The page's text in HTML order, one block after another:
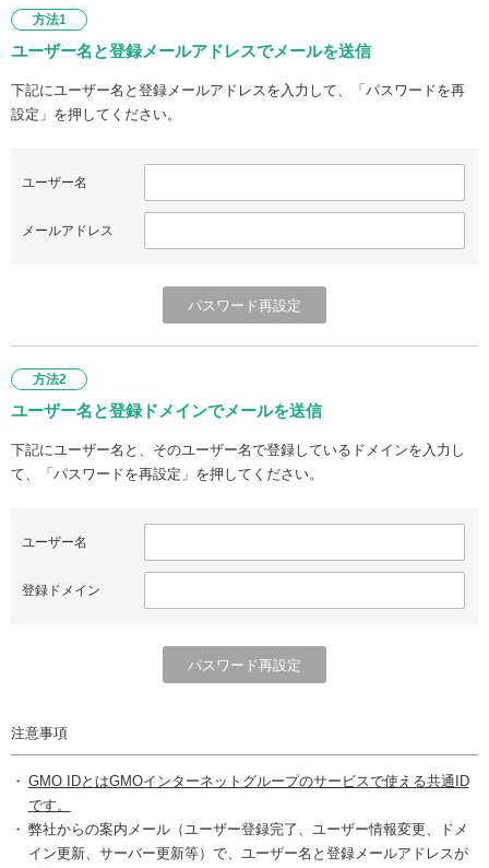
方法1
ユーザー名と登録メールアドレスでメールを送信
下記にユーザー名と登録メールアドレスを入力して、「パスワードを再
設定」を押してください。
ユーザー名
メールアドレス
方法2
ユーザー名と登録ドメインでメールを送信
下記にユーザー名と、そのユーザー名で登録しているドメインを入力し
て、「パスワードを再設定」を押してください。
ユーザー名
登録ドメイン
注意事項
GMO IDとはGMOインターネットグループのサービスで使える共通ID
です。
弊社からの案内メール（ユーザー登録完了、ユーザー情報変更、ドメ
イン更新、サーバー更新等）で、ユーザー名と登録メールアドレスが